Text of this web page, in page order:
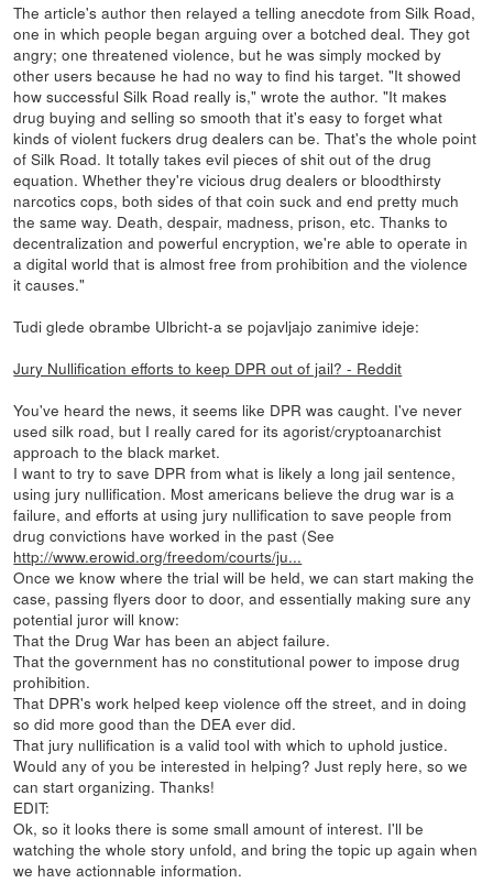
The article's author then relayed a telling anecdote from Silk Road,
one in which people began arguing over a botched deal. They got
angry; one threatened violence, but he was simply mocked by
other users because he had no way to find his target. "It showed
how successful Silk Road really is," wrote the author. "It makes
drug buying and selling so smooth that it's easy to forget what
kinds of violent fuckers drug dealers can be. That's the whole point
of Silk Road. It totally takes evil pieces of shit out of the drug
equation. Whether they're vicious drug dealers or bloodthirsty
narcotics cops, both sides of that coin suck and end pretty much
the same way. Death, despair, madness, prison, etc. Thanks to
decentralization and powerful encryption, we're able to operate in
a digital world that is almost free from prohibition and the violence
it causes."
Tudi glede obrambe Ulbricht-a se pojavljajo zanimive ideje:
Jury Nullification efforts to keep DPR out of jail? - Reddit
You've heard the news, it seems like DPR was caught. I've never
used silk road, but I really cared for its agorist/cryptoanarchist
approach to the black market.
I want to try to save DPR from what is likely a long jail sentence,
using jury nullification. Most americans believe the drug war is a
failure, and efforts at using jury nullification to save people from
drug convictions have worked in the past (See
http://www.erowid.org/freedom/courts/ju...
Once we know where the trial will be held, we can start making the
case, passing flyers door to door, and essentially making sure any
potential juror will know:
That the Drug War has been an abject failure.
That the government has no constitutional power to impose drug
prohibition.
That DPR's work helped keep violence off the street, and in doing
so did more good than the DEA ever did.
That jury nullification is a valid tool with which to uphold justice.
Would any of you be interested in helping? Just reply here, so we
can start organizing. Thanks!
EDIT:
Ok, so it looks there is some small amount of interest. I'll be
watching the whole story unfold, and bring the topic up again when
we have actionnable information.